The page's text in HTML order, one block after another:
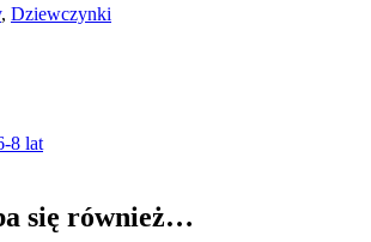
, Dziewczynki
8 lat
się również…